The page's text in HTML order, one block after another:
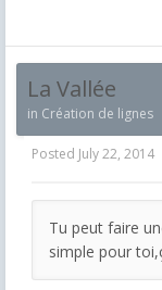
La Vallée
in Création de lignes
Posted July 22, 2014
Tu peut faire
simple pour